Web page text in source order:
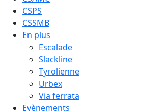
CSPS
CSSMB
En plus
Escalade
Slackline
Tyrolienne
Urbex
Via ferrata
Evènements